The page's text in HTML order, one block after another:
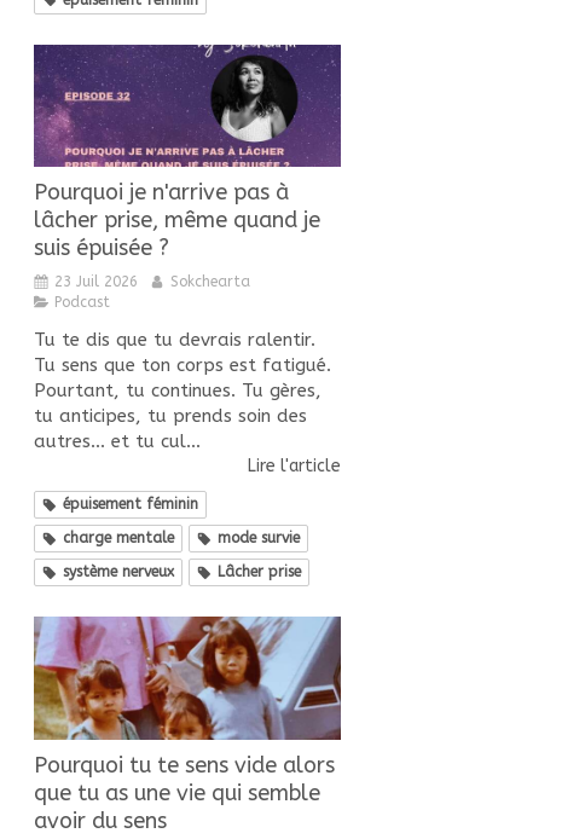
Pourquoi je n'arrive pas à
lâcher prise, même quand je
suis épuisée ?
23 Juil 2026
Sokchearta
Podcast
Tu te dis que tu devrais ralentir.
Tu sens que ton corps est fatigué.
Pourtant, tu continues. Tu gères,
tu anticipes, tu prends soin des
autres... et tu cul...
Lire l'article
épuisement féminin
charge mentale
mode survie
système nerveux
Lâcher prise
Pourquoi tu te sens vide alors
que tu as une vie qui semble
avoir du sens